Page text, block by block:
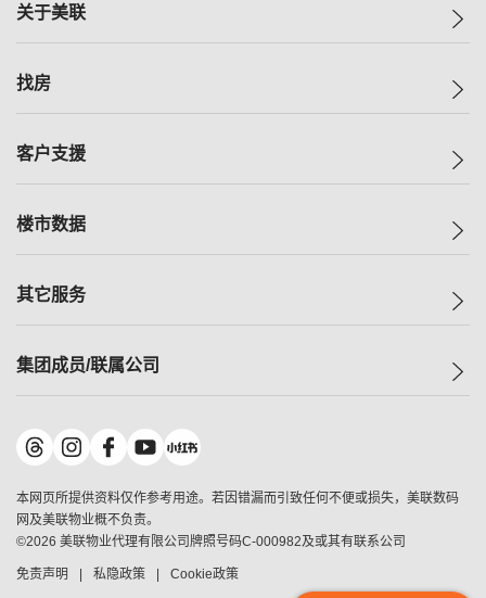
关于美联
美联集团
人才招募
找房
一手新房
减价
美联豪宅
独家楼盘
租房
客户支援
自助放盘
查询热线
按揭计算机
负担能力计算机
转按计算机
缴款方式
楼市数据
指数
历史成交
小区成交排行榜
地区百科
其它服务
小区专页
美联精英会
美善会
地产经纪人管理协会
申报已递交的购楼开盘
集团成员/联属公司
美联物业
鋑联控股*
美联工商铺*
美联中国
美联澳门
美联金融集团
本网页所提供资料仅作参考用途。若因错漏而引致任何不便或损失，美联数码
网及美联物业概不负责。
©2026 美联物业代理有限公司牌照号码C-000982及或其有联系公司
免责声明 私隐政策 Cookie政策